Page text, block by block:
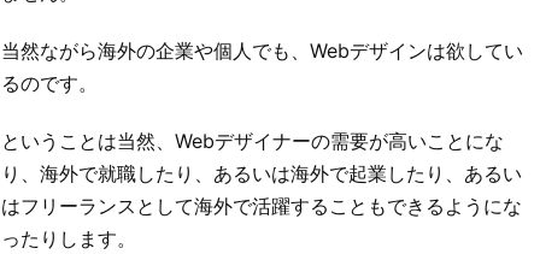
当然ながら海外の企業や個人でも、Webデザインは欲してい
るのです。
ということは当然、Webデザイナーの需要が高いことにな
り、海外で就職したり、あるいは海外で起業したり、あるい
はフリーランスとして海外で活躍することもできるようにな
ったりします。